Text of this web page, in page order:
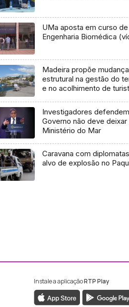
UMa aposta em curso de
Engenharia Biomédica
Madeira propõe mudança
estrutural na gestão do
e no acolhimento de
Investigadores
Governo não deve deixar
Ministério do Mar
Caravana com
alvo de explosão no
da RTP Madeira
da RTP Madeira
Instale a aplicaçãoRTP Play